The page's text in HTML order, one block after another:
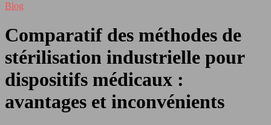
Blog
Comparatif des méthodes de
stérilisation industrielle pour
dispositifs médicaux :
avantages et inconvénients